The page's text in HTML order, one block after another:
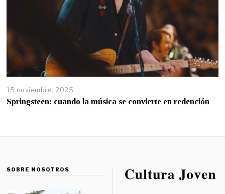
15 noviembre, 2025
Springsteen: cuando la música se convierte en redención
SOBRE NOSOTROS